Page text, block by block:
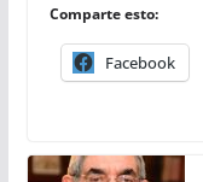
Comparte esto:
Facebook